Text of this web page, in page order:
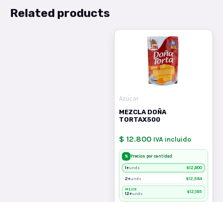
Related products
Azúcar
MEZCLA DOÑA
TORTAX500
$ 12.800 IVA incluido
% Precios por cantidad
1+unds $12,800
2+unds $12,584
MEJOR
12+unds $12,185